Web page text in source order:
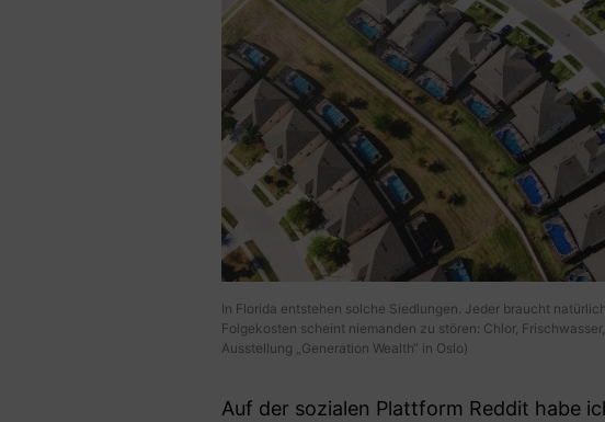
In Florida entstehen solche Siedlungen. Jeder braucht
Folgekosten scheint niemanden zu stören: Chlor,
Ausstellung „Generation Wealth“ in Oslo)
Auf der sozialen Plattform Reddit habe